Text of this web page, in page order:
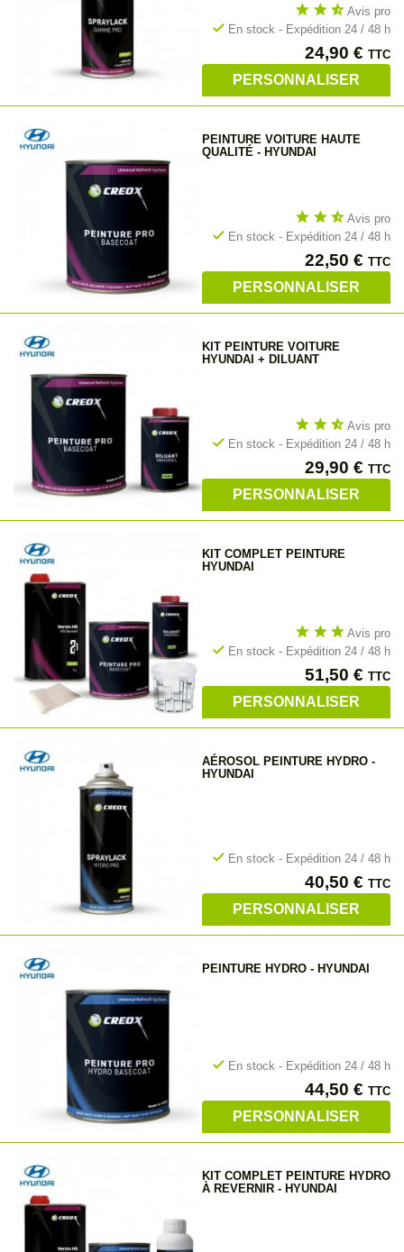
star star star_half Avis pro
check En stock - Expédition 24 / 48 h
Prix
24,90 € TTC
PERSONNALISER
PEINTURE VOITURE HAUTE
QUALITÉ - HYUNDAI
star star star_half Avis pro
check En stock - Expédition 24 / 48 h
Prix
22,50 € TTC
PERSONNALISER
KIT PEINTURE VOITURE
HYUNDAI + DILUANT
star star star_half Avis pro
check En stock - Expédition 24 / 48 h
Prix
29,90 € TTC
PERSONNALISER
KIT COMPLET PEINTURE
HYUNDAI
star star star Avis pro
check En stock - Expédition 24 / 48 h
Prix
51,50 € TTC
PERSONNALISER
AÉROSOL PEINTURE HYDRO -
HYUNDAI
check En stock - Expédition 24 / 48 h
Prix
40,50 € TTC
PERSONNALISER
PEINTURE HYDRO - HYUNDAI
check En stock - Expédition 24 / 48 h
Prix
44,50 € TTC
PERSONNALISER
KIT COMPLET PEINTURE HYDRO
À REVERNIR - HYUNDAI